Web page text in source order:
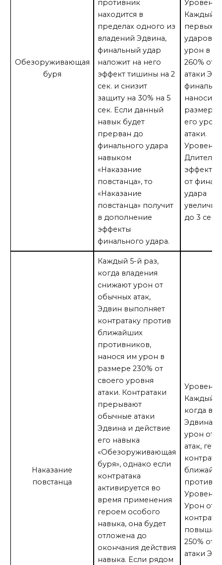
Обезоруживающая
буря
противник
находится в
пределах одного из
владений Эдвина,
финальный удар
наложит на него
эффект тишины на 2
сек. и снизит
защиту на 30% на 5
сек. Если данный
навык будет
прерван до
финального удара
навыком
«Наказание
повстанца», то
«Наказание
повстанца» получит
в дополнение
эффекты
финального удара.
Уровень
Каждый
первых
ударов
урон в
260% от
атаки
наносит
размере
его
атаки.
Уровень
эффекта
от
удара
до 3 сек.
Наказание
повстанца
Каждый 5-й раз,
когда владения
снижают урон от
обычных атак,
Эдвин выполняет
контратаку против
ближайших
противников,
нанося им урон в
размере 230% от
своего уровня
атаки. Контратаки
прерывают
обычные атаки
Эдвина и действие
его навыка
«Обезоруживающая
буря», однако если
контратака
активируется во
время применения
героем особого
навыка, она будет
отложена до
окончания действия
навыка. Если рядом
Уровень
Каждый
когда
Эдвина
урон от
атак,
Уровень
Урон от
250% от
атаки